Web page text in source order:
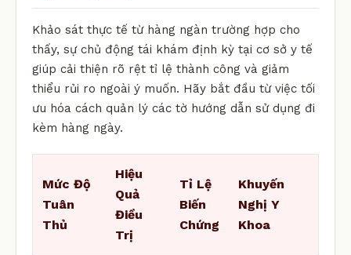
Khảo sát thực tế từ hàng ngàn trường hợp cho
thấy, sự chủ động tái khám định kỳ tại cơ sở y tế
giúp cải thiện rõ rệt tỉ lệ thành công và giảm
thiểu rủi ro ngoài ý muốn. Hãy bắt đầu từ việc tối
ưu hóa cách quản lý các tờ hướng dẫn sử dụng đi
kèm hàng ngày.
Mức Độ
Tuân
Thủ
Hiệu
Quả
Điều
Trị
Tỉ Lệ
Biến
Chứng
Khuyến
Nghị Y
Khoa